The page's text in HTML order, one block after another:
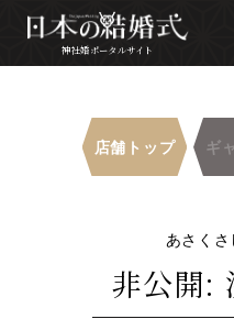
神社婚
神社婚ポータルサイト
店舗トップ ギ
あさく
非公開: